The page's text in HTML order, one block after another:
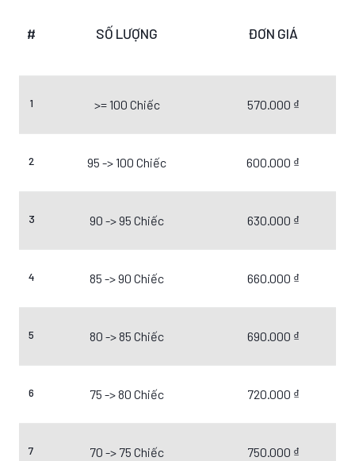
# SỐ LƯỢNG ĐƠN GIÁ
1 >= 100 Chiếc 570.000 ₫
2 95 -> 100 Chiếc 600.000 ₫
3 90 -> 95 Chiếc 630.000 ₫
4 85 -> 90 Chiếc 660.000 ₫
5 80 -> 85 Chiếc 690.000 ₫
6 75 -> 80 Chiếc 720.000 ₫
7 70 -> 75 Chiếc 750.000 ₫